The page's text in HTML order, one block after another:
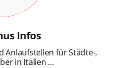
Infos
Anlaufstellen für Städte-,
in Italien ...